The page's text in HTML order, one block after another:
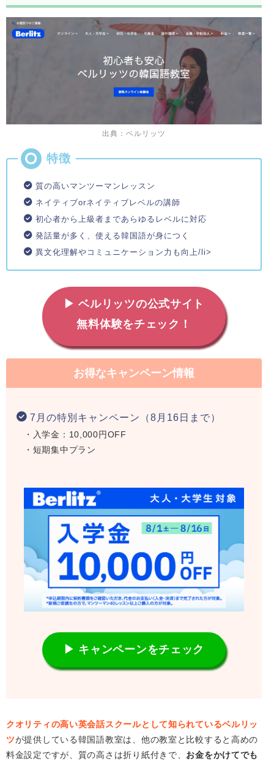
出典：ベルリッツ
質の高いマンツーマンレッスン
ネイティブorネイティブレベルの講師
初心者から上級者まであらゆるレベルに対応
発話量が多く、使える韓国語が身につく
異文化理解やコミュニケーション力も向上/li>
▶ ベルリッツの公式サイト
無料体験をチェック！
お得なキャンペーン情報
7月の特別キャンペーン（8月16日まで）
・入学金：10,000円OFF
・短期集中プラン
▶ キャンペーンをチェック
クオリティの高い英会話スクールとして知られているベルリッ
ツが提供している韓国語教室は、他の教室と比較すると高めの
料金設定ですが、質の高さは折り紙付きで、 お金をかけてでも